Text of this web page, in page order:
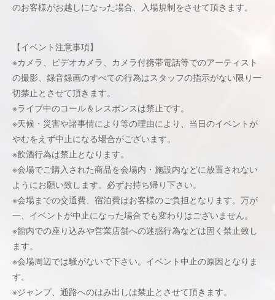
のお客様がお越しになった場合、入場規制をさせて頂きます。
【イベント注意事項】
※カメラ、ビデオカメラ、カメラ付携帯電話等でのアーティスト
の撮影、録音録画のすべての行為はスタッフの指示がない限り一
切禁止とさせて頂きます。
※ライブ中のコール＆レスポンスは禁止です。
※天候・災害や諸事情により等の理由により、当日のイベントが
やむをえず中止になる場合がございます。
※飲酒行為は禁止となります。
※会場でご購入された商品を会場内・施設内などに放置されない
ようにお願い致します。必ずお持ち帰り下さい。
※会場までの交通費、宿泊費はお客様のご負担となります。万が
一、イベントが中止になった場合でも変わりはございません。
※館内での座り込みや営業店舗への迷惑行為などは固く禁止致し
ます。
※会場周辺では騒がないで下さい。イベント中止の原因となりま
す。
※ジャンプ、通路へのはみ出しは禁止とさせて頂きます。